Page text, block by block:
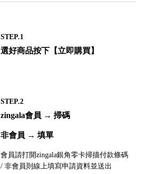
STEP.1
選好商品按下【立即購買】
STEP.2
zingala會員 → 掃碼
非會員 → 填單
會員請打開zingala銀角零卡掃描付款條碼
/ 非會員則線上填寫申請資料並送出